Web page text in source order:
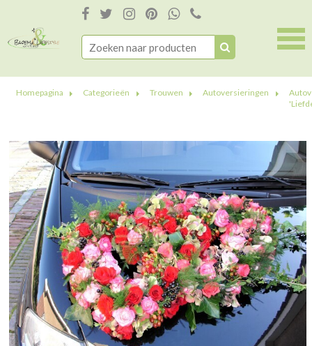
Homepagina Categorieën Trouwen Autoversieringen